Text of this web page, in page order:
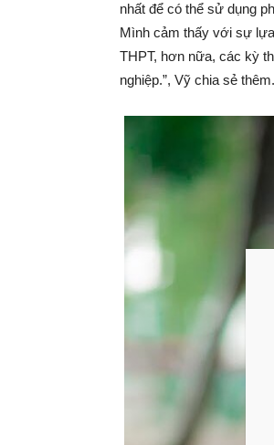
nhất để có thể sử dụng
Mình cảm thấy với sự
THPT, hơn nữa, các kỳ
nghiệp.”, Vỹ chia sẻ thêm.